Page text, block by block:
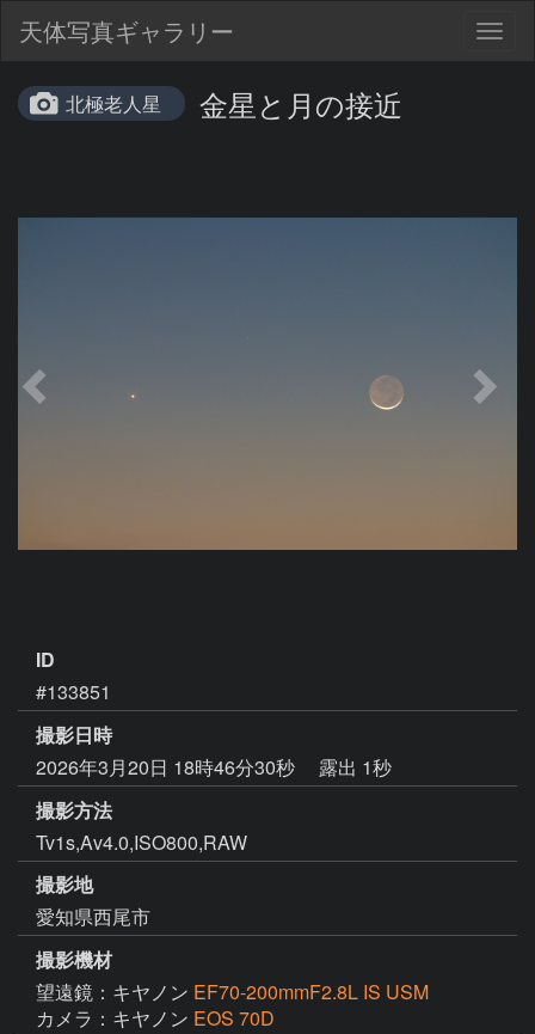
天体写真ギャラリー
北極老人星 金星と月の接近
ID
#133851
撮影日時
2026年3月20日 18時46分30秒
露出 1秒
撮影方法
Tv1s,Av4.0,ISO800,RAW
撮影地
愛知県西尾市
撮影機材
望遠鏡：キヤノン EF70-200mmF2.8L IS USM
カメラ：キヤノン EOS 70D